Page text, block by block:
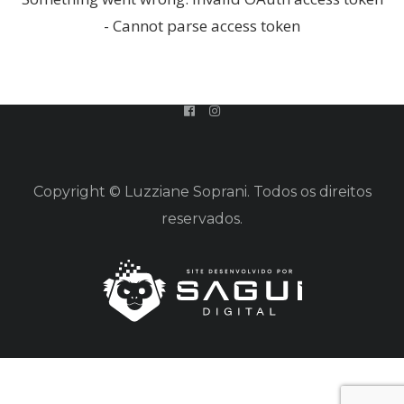
- Cannot parse access token
Copyright © Luzziane Soprani. Todos os direitos
reservados.